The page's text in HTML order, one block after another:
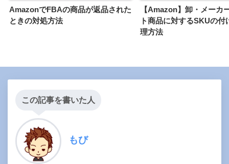
AmazonでFBAの商品が返品された
ときの対処方法
【Amazon】卸・メーカ
ト商品に対するSKUの付
理方法
この記事を書いた人
もび